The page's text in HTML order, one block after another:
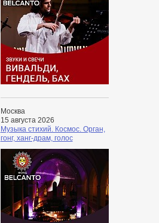
Москва
15 августа 2026
Музыка стихий. Космос. Орган,
гонг, ханг-драм, голос